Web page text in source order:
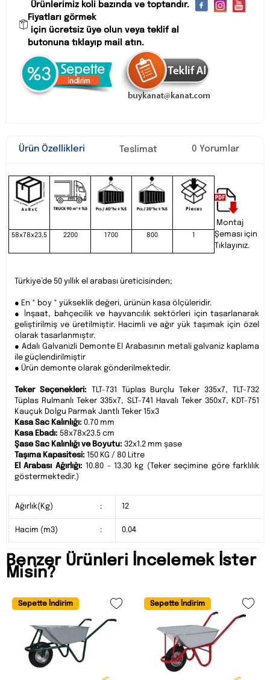
Ürünlerimiz koli bazında ve toptandır.
Fiyatları görmek
için ücretsiz üye olun veya teklif al
butonuna tıklayıp mail atın.
Ürün Özellikleri Teslimat 0 Yorumlar
58x78x23,5 2200 1700 800 1
Türkiye’de 50 yıllık el arabası üreticisinden;
● En * boy * yükseklik değeri, ürünün kasa ölçüleridir.
● İnşaat, bahçecilik ve hayvancılık sektörleri için tasarlanarak
geliştirilmiş ve üretilmiştir. Hacimli ve ağır yük taşımak için özel
olarak tasarlanmıştır.
● Adalı Galvanizli Demonte El Arabasının metali galvaniz kaplama
ile güçlendirilmiştir
● Ürün demonte olarak gönderilmektedir.
Teker Seçenekleri:
TLT-731 Tüplas Burçlu Teker 335x7, TLT-732
Tüplas Rulmanlı Teker 335x7, SLT-741 Havalı Teker 350x7, KDT-751
Kauçuk Dolgu Parmak Jantlı Teker 15x3
Kasa Sac Kalınlığı: 0.70 mm
Kasa Ebadı: 58x78x23.5 cm
Şase Sac Kalınlığı ve Boyutu: 32x1.2 mm şase
Taşıma Kapasitesi:
150 KG / 80 Litre
El Arabası Ağırlığı:
10.80 - 13.30 kg (Teker seçimine göre farklılık
göstermektedir.)
Montaj
Şeması için
Tıklayınız.
Ağırlık(Kg) : 12
Hacim (m3) : 0.04
Benzer Ürünleri İncelemek İster
Misin?
Sepette İndirim Sepette İndirim